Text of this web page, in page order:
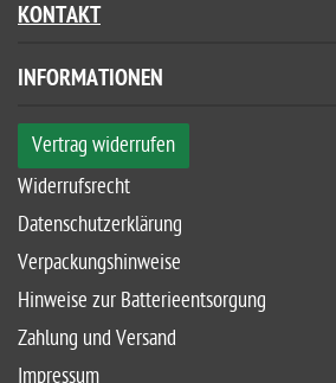
KONTAKT
INFORMATIONEN
Vertrag widerrufen
Widerrufsrecht
Datenschutzerklärung
Verpackungshinweise
Hinweise zur Batterieentsorgung
Zahlung und Versand
Impressum